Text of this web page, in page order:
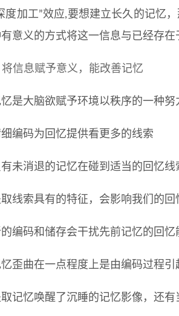
度加工”效应,要想建立长久的记忆
意义的方式将这一信息与已经存在
将信息赋予意义，能改善记忆
是大脑欲赋予环境以秩序的一种努
编码为回忆提供看更多的线索
未消退的记忆在碰到适当的回忆
线索具有的特征，会影响我们的回
编码和储存会干扰先前记忆的回忆
歪曲在一点程度上是由编码过程引
记忆唤醒了沉睡的记忆影像，还有